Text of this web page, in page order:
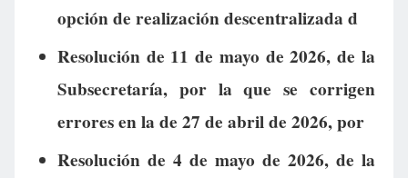
opción de realización descentralizada d
Resolución de 11 de mayo de 2026, de la
Subsecretaría, por la que se corrigen
errores en la de 27 de abril de 2026, por
Resolución de 4 de mayo de 2026, de la